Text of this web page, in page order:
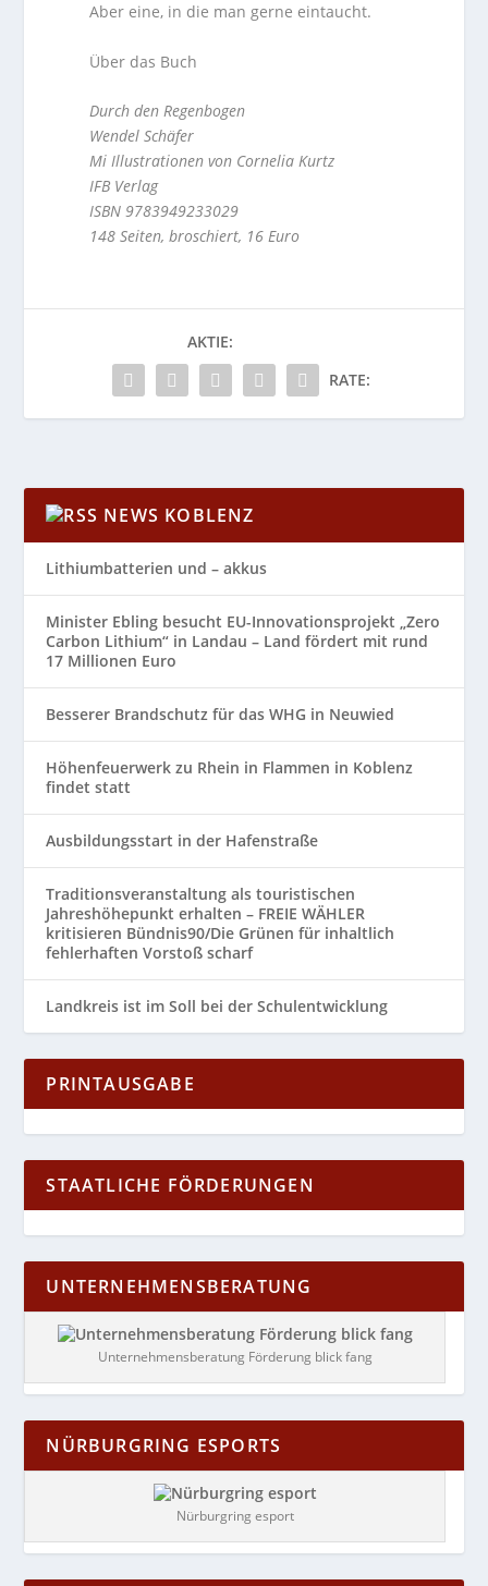
Aber eine, in die man gerne eintaucht.
Über das Buch
Durch den Regenbogen
Wendel Schäfer
Mi Illustrationen von Cornelia Kurtz
IFB Verlag
ISBN 9783949233029
148 Seiten, broschiert, 16 Euro
AKTIE:
RATE:
NEWS KOBLENZ
Lithiumbatterien und – akkus
Minister Ebling besucht EU-Innovationsprojekt „Zero
Carbon Lithium“ in Landau – Land fördert mit rund
17 Millionen Euro
Besserer Brandschutz für das WHG in Neuwied
Höhenfeuerwerk zu Rhein in Flammen in Koblenz
findet statt
Ausbildungsstart in der Hafenstraße
Traditionsveranstaltung als touristischen
Jahreshöhepunkt erhalten – FREIE WÄHLER
kritisieren Bündnis90/Die Grünen für inhaltlich
fehlerhaften Vorstoß scharf
Landkreis ist im Soll bei der Schulentwicklung
PRINTAUSGABE
STAATLICHE FÖRDERUNGEN
UNTERNEHMENSBERATUNG
Unternehmensberatung Förderung blick fang
NÜRBURGRING ESPORTS
Nürburgring esport